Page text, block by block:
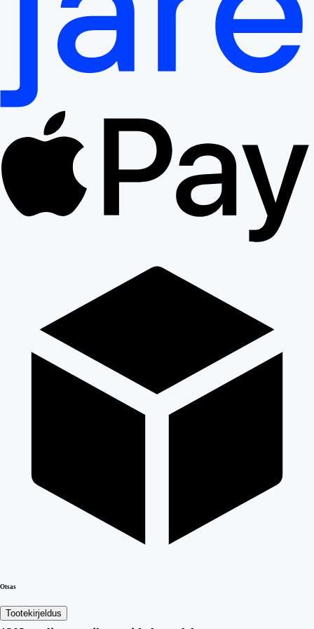
Otsas
Tootekirjeldus